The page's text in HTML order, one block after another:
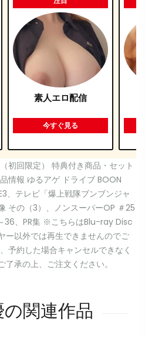
素人エロ配信
今すぐ見る
初回限定） 特典付き商品・セット
情報 ゆるアゲ ドライブ BOON
、テレビ「爆上戦隊ブンブンジャ
その（3）、ノンスーパーOP ＃25
36、PR集 ※こちらはBlu-ray Disc
ー以外では再生できませんのでご
予約した場合キャンセルできなく
承の上、ご注文ください。
関連作品